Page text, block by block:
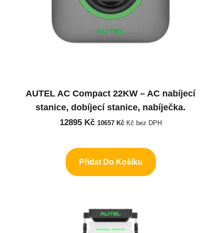
AUTEL AC Compact 22KW – AC nabíjecí
stanice, dobíjecí stanice, nabíječka.
12895 Kč 10657 KčKč bez DPH
Přidat Do Košíku